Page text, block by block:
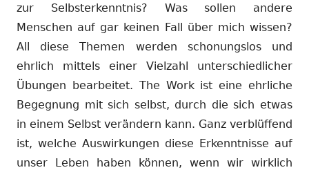
zur Selbsterkenntnis? Was sollen andere
Menschen auf gar keinen Fall über mich wissen?
All diese Themen werden schonungslos und
ehrlich mittels einer Vielzahl unterschiedlicher
Übungen bearbeitet. The Work ist eine ehrliche
Begegnung mit sich selbst, durch die sich etwas
in einem Selbst verändern kann. Ganz verblüffend
ist, welche Auswirkungen diese Erkenntnisse auf
unser Leben haben können, wenn wir wirklich